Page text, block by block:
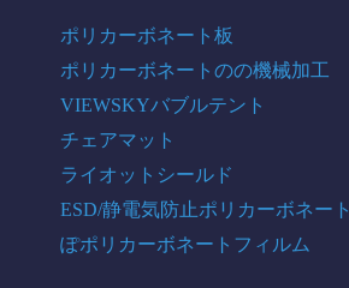
ポリカーボネート板
ポリカーボネートのの機械加工
VIEWSKYバブルテント
チェアマット
ライオットシールド
ESD/静電気防止ポリカーボネート
ぽポリカーボネートフィルム